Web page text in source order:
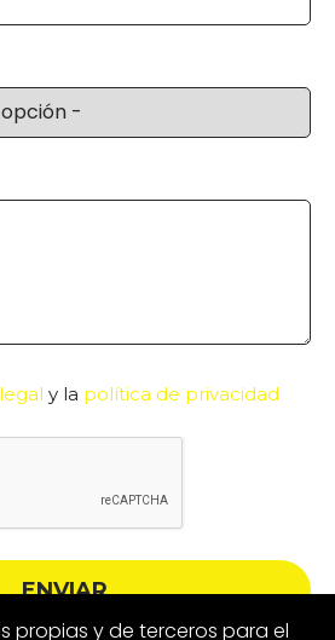
y la política de privacidad
ENVIAR
propias y de terceros para el